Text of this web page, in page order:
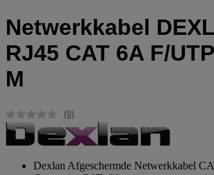
Netwerkkabel
RJ45 CAT 6A F/
M
Geen
scorewaarde.
Dezelfde
(0)
Dexlan Afgeschermde Netwerkkabel